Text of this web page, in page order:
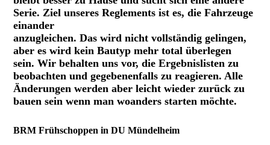
Serie. Ziel unseres Reglements ist es, die Fahrzeuge
einander
anzugleichen. Das wird nicht vollständig gelingen,
aber es wird kein Bautyp mehr total überlegen
sein. Wir behalten uns vor, die Ergebnislisten zu
beobachten und gegebenenfalls zu reagieren. Alle
Änderungen werden aber leicht wieder zurück zu
bauen sein wenn man woanders starten möchte.
BRM Frühschoppen in DU Mündelheim